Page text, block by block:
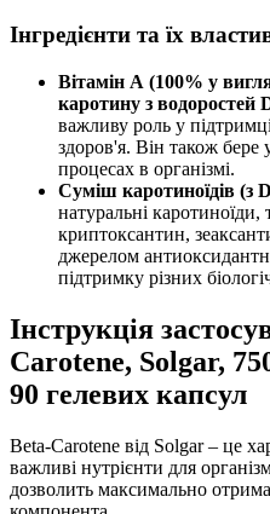
Інгредієнти та їх
Вітамін А (100% у
каротину з водоростей
важливу роль у
здоров'я. Він також бере
процесах в організмі.
Суміш каротиноїдів (з
натуральні каротиноїди,
криптоксантин,
джерелом
підтримку різних
Інструкція
Carotene, Solgar,
90 гелевих капсул
Beta-Carotene від Solgar – це
важливі нутрієнти для
дозволить максимально